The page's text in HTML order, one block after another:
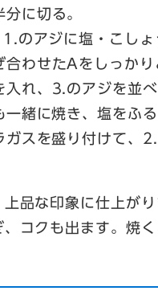
に切る。
のアジに塩・こし
わせたAをしっかり
入れ、3.のアジを並
緒に焼き、塩をふる
スを盛り付けて、
品な印象に仕上が
コクも出ます。焼